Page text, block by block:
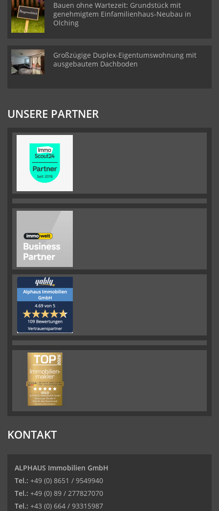
Bauen ohne Wartezeit: Grundstück mit
genehmigtem Einfamilienhaus-Neubau in
Olching
Großzügige Duplex-Eigentumswohnung mit
ausgebautem Dachboden
UNSERE PARTNER
KONTAKT
ALPHAUS Immobilien GmbH
Tel.: +49 (0) 8651 / 9549940
Tel.: +49 (0) 89 / 277827070
Tel.: +43 (0) 664 / 93315987